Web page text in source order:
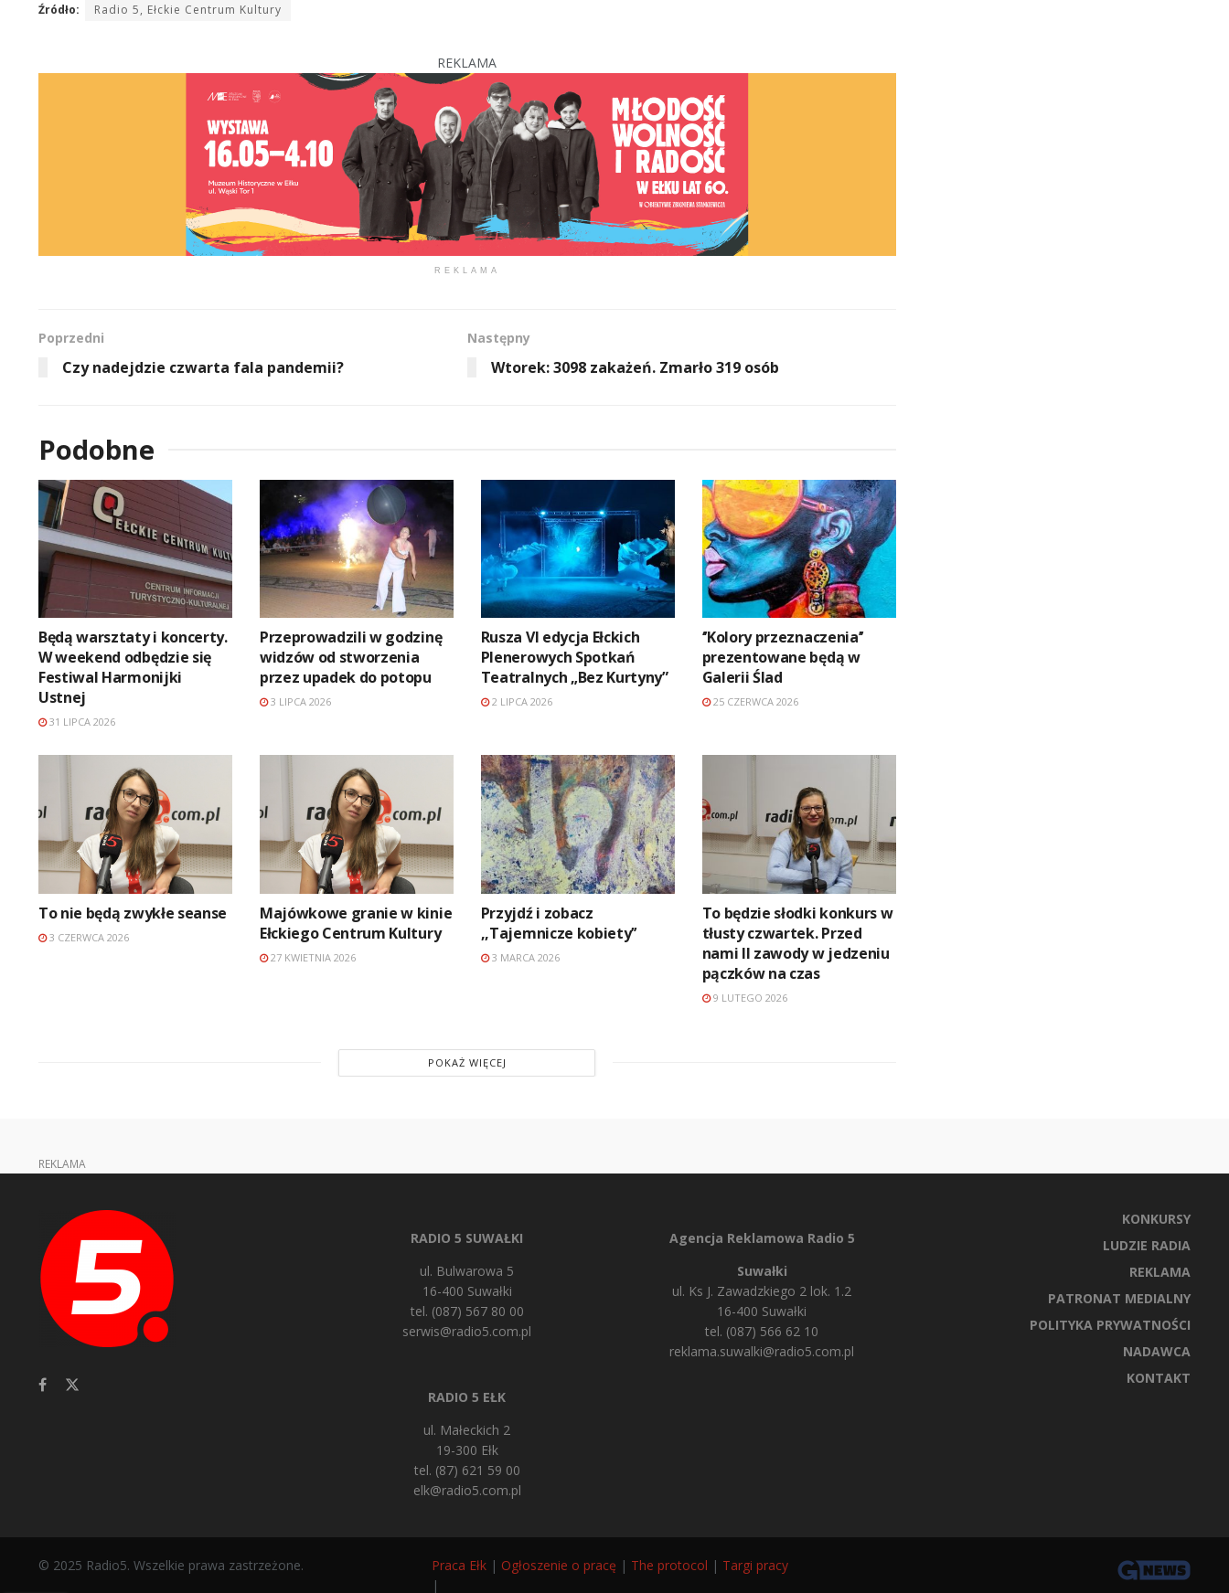
Źródło: Radio 5, Ełckie Centrum Kultury
REKLAMA
REKLAMA
Poprzedni
Czy nadejdzie czwarta fala pandemii?
Następny
Wtorek: 3098 zakażeń. Zmarło 319 osób
Podobne
Będą warsztaty i koncerty.
W weekend odbędzie się
Festiwal Harmonijki
Ustnej
31 LIPCA 2026
Przeprowadzili w godzinę
widzów od stworzenia
przez upadek do potopu
3 LIPCA 2026
Rusza VI edycja Ełckich
Plenerowych Spotkań
Teatralnych „Bez Kurtyny”
2 LIPCA 2026
‘’Kolory przeznaczenia’’
prezentowane będą w
Galerii Ślad
25 CZERWCA 2026
To nie będą zwykłe seanse
3 CZERWCA 2026
Majówkowe granie w kinie
Ełckiego Centrum Kultury
27 KWIETNIA 2026
Przyjdź i zobacz
,,Tajemnicze kobiety’’
3 MARCA 2026
To będzie słodki konkurs w
tłusty czwartek. Przed
nami II zawody w jedzeniu
pączków na czas
9 LUTEGO 2026
POKAŻ WIĘCEJ
REKLAMA
RADIO 5 SUWAŁKI
ul. Bulwarowa 5
16-400 Suwałki
tel. (087) 567 80 00
serwis@radio5.com.pl
RADIO 5 EŁK
ul. Małeckich 2
19-300 Ełk
tel. (87) 621 59 00
elk@radio5.com.pl
Agencja Reklamowa Radio 5
Suwałki
ul. Ks J. Zawadzkiego 2 lok. 1.2
16-400 Suwałki
tel. (087) 566 62 10
reklama.suwalki@radio5.com.pl
KONKURSY
LUDZIE RADIA
REKLAMA
PATRONAT MEDIALNY
POLITYKA PRYWATNOŚCI
NADAWCA
KONTAKT
© 2025 Radio5. Wszelkie prawa zastrzeżone. Praca Ełk | Ogłoszenie o pracę | The protocol | Targi pracy
|